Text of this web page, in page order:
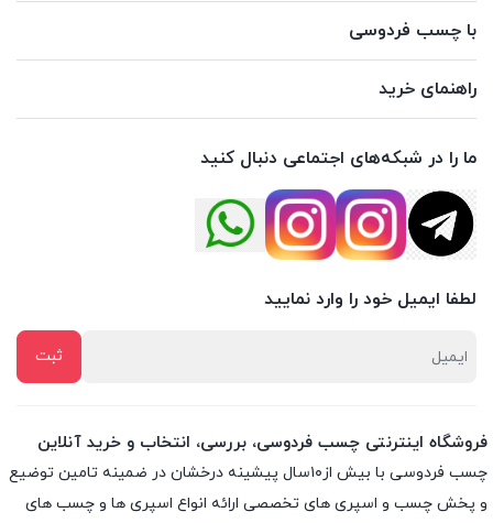
با چسب فردوسی
راهنمای خرید
ما را در شبکه‌های اجتماعی دنبال کنید
لطفا ایمیل خود را وارد نمایید
فروشگاه اینترنتی چسب فردوسی، بررسی، انتخاب و خرید آنلاین
چسب فردوسی با بیش از۱۰سال پیشینه درخشان در ضمینه تامین توضیع
و پخش چسب و اسپری های تخصصی ارائه انواع اسپری ها و چسب های